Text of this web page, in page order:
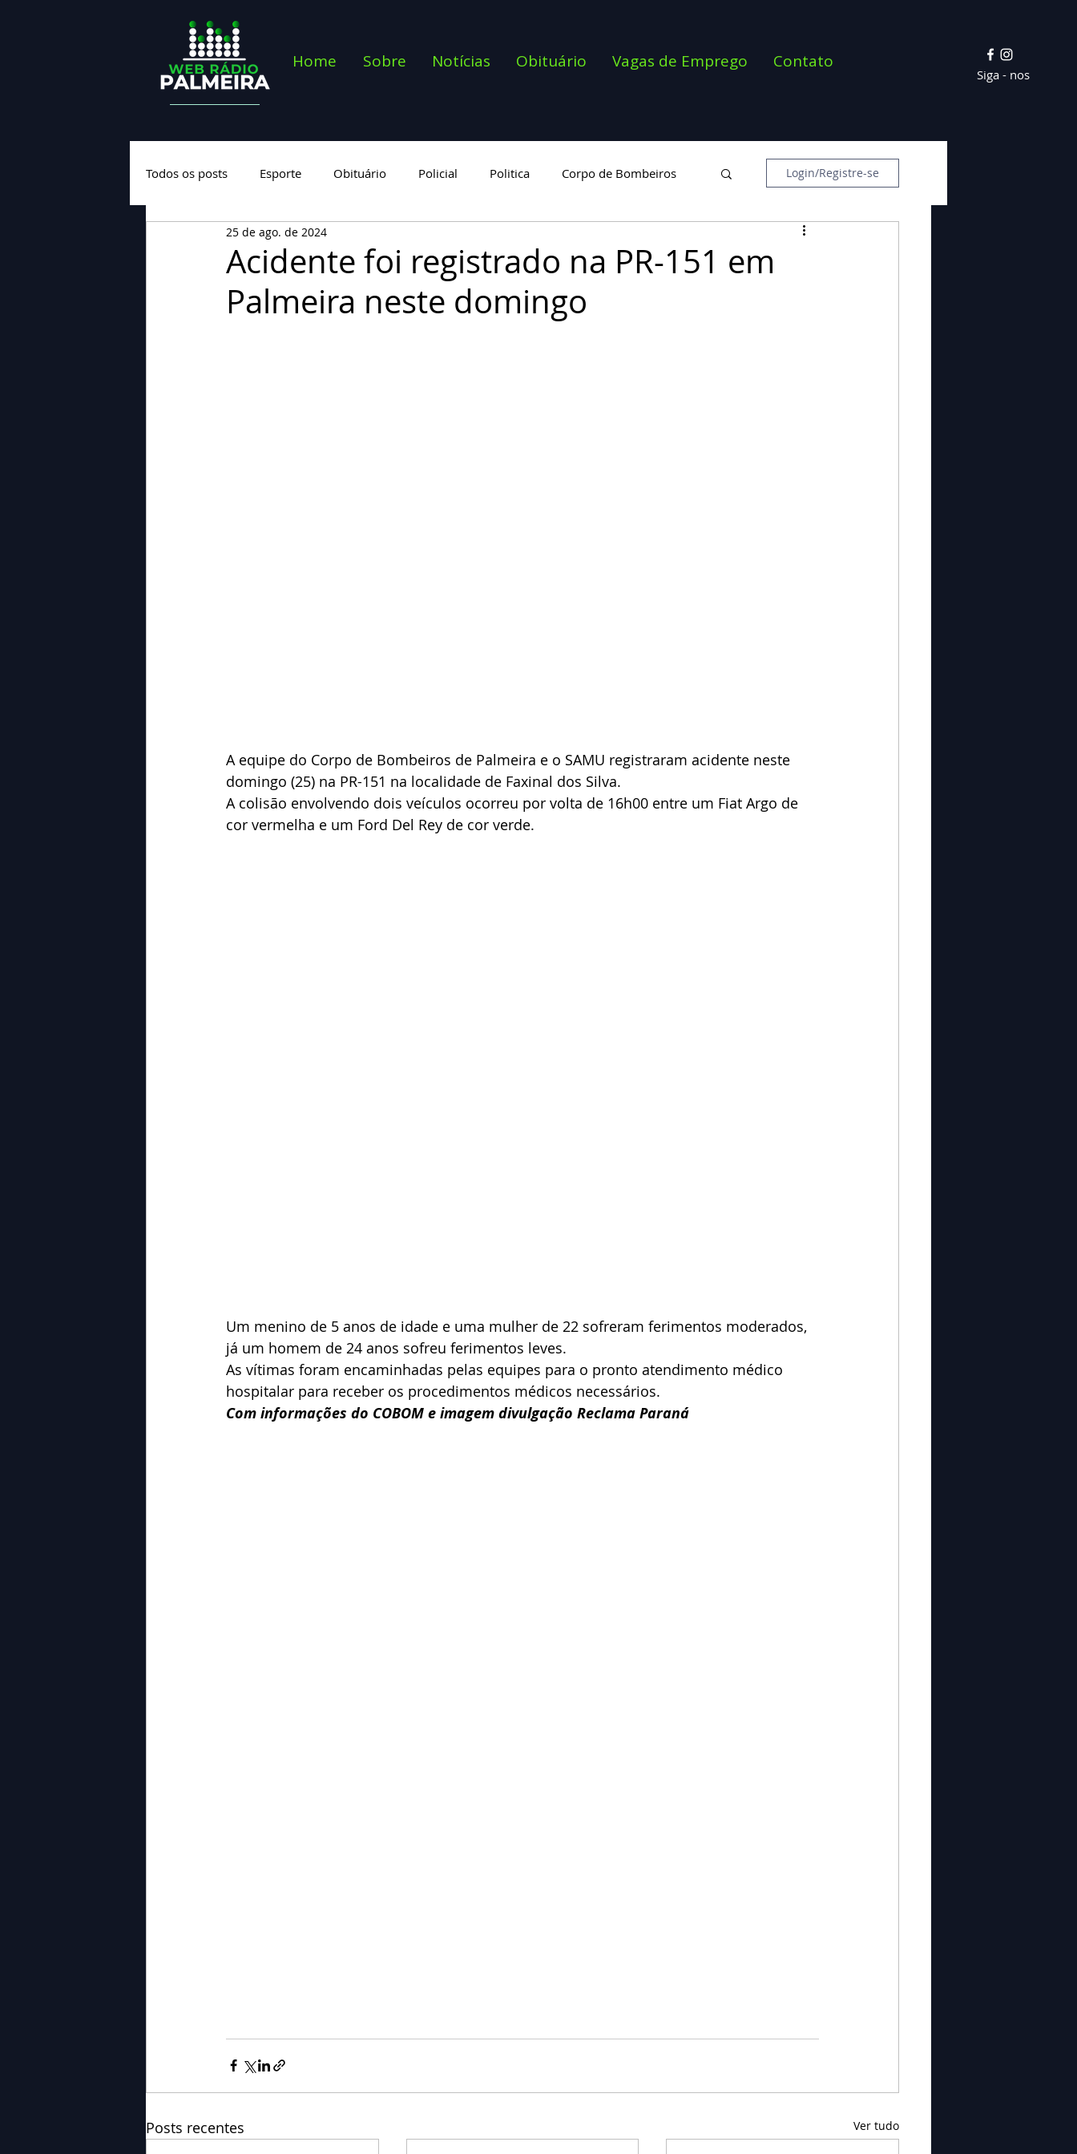
Home Sobre Notícias Obituário Vagas de Emprego Contato
Siga - nos
Todos os posts Esporte Obituário Policial Politica Corpo de Bombeiros
Geral Nova categoria
Login/Registre-se
Acidente foi registrado na PR-151 em
Palmeira neste domingo
25 de ago. de 2024
A equipe do Corpo de Bombeiros de Palmeira e o SAMU registraram acidente neste
domingo (25) na PR-151 na localidade de Faxinal dos Silva.
A colisão envolvendo dois veículos ocorreu por volta de 16h00 entre um Fiat Argo de
cor vermelha e um Ford Del Rey de cor verde.
Um menino de 5 anos de idade e uma mulher de 22 sofreram ferimentos moderados,
já um homem de 24 anos sofreu ferimentos leves.
As vítimas foram encaminhadas pelas equipes para o pronto atendimento médico
hospitalar para receber os procedimentos médicos necessários.
Com informações do COBOM e imagem divulgação Reclama Paraná
Posts recentes Ver tudo